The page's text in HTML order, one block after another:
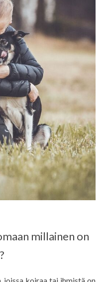
millainen on
joissa koiraa tai ihmistä on